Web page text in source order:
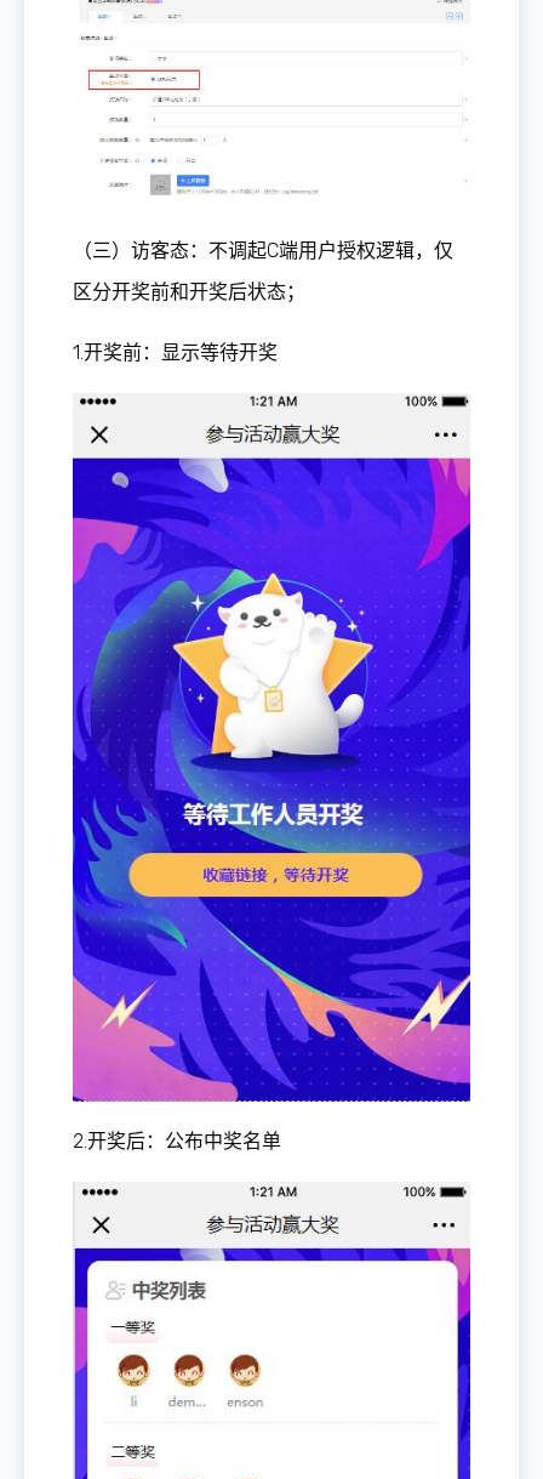
（三）访客态：不调起C端用户授权逻辑，仅
区分开奖前和开奖后状态；
1.开奖前：显示等待开奖
2.开奖后：公布中奖名单